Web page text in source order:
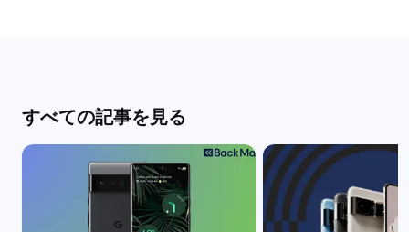
すべての記事を見る